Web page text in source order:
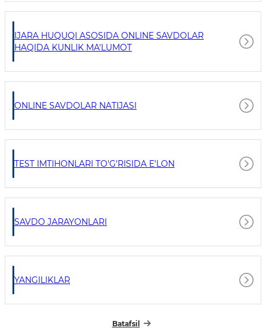
IJARA HUQUQI ASOSIDA ONLINE SAVDOLAR
HAQIDA KUNLIK MA'LUMOT
ONLINE SAVDOLAR NATIJASI
TEST IMTIHONLARI TO'G'RISIDA E'LON
SAVDO JARAYONLARI
YANGILIKLAR
Batafsil